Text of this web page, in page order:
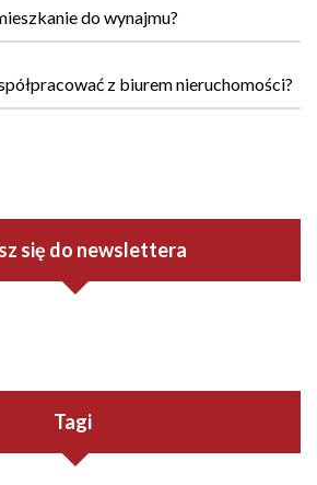
do wynajmu?
z biurem nieruchomości?
się do newslettera
Tagi